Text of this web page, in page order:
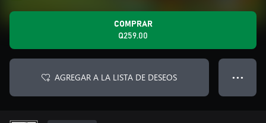
COMPRAR
Q259.00
AGREGAR A LA LISTA DE DESEOS ● ● ●